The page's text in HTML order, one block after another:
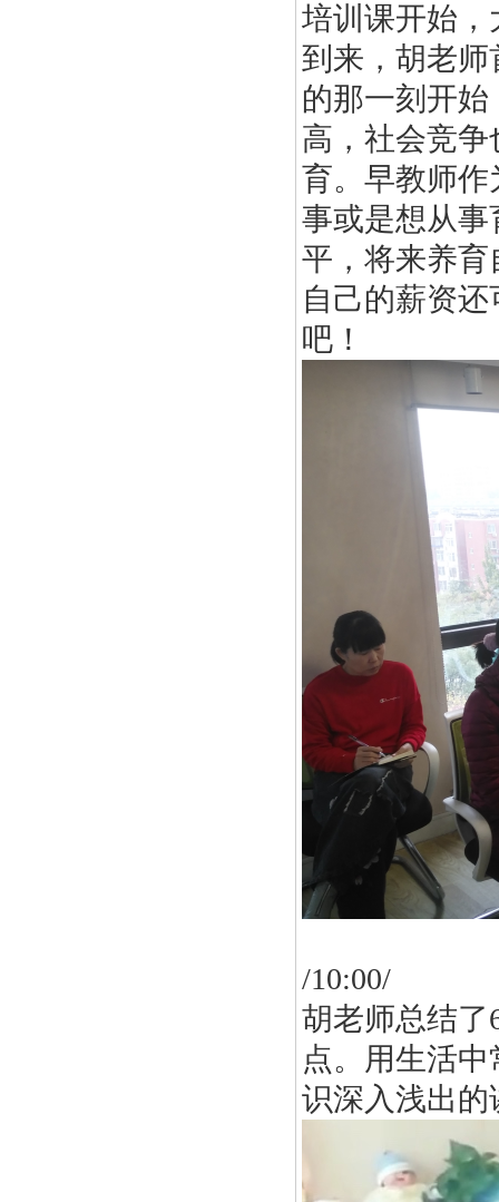
培训课开始
到来，胡老
的那一刻开
高，社会竞
育。早教师
事或是想从
平，将来养
自己的薪资
吧！
/10:00/
胡老师总结了
点。用生活
识深入浅出